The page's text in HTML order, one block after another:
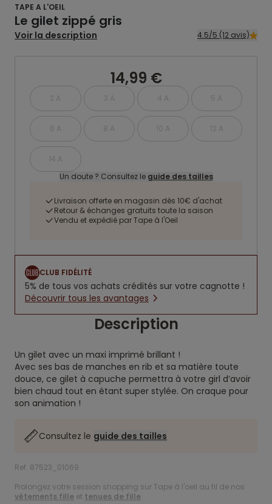
TAPE A L'OEIL
Le gilet zippé gris
Voir la description 4.5/5 (12 avis)
14,99 €
2 A 3 A 4 A 5 A
6 A 8 A 10 A 12 A
14 A
Un doute ? Consultez le guide des tailles
Livraison offerte en magasin dès 10€ d'achat
Retour & échanges gratuits toute la saison
Vendu et expédié par Tape à l'Oeil
CLUB FIDÉLITÉ
5% de tous vos achats crédités sur votre cagnotte !
Découvrir tous les avantages
Description
Un gilet avec un maxi imprimé brillant !
Avec ses bas de manches en rib et sa matière toute
douce, ce gilet à capuche permettra à votre girl d’avoir
bien chaud tout en étant super stylée. On craque pour
son animation !
Consultez le guide des tailles
Ref. 87523_01069
Prolongez votre session shopping sur Tape à l'oeil au fil de nos
vêtements fille et tenues de fille.